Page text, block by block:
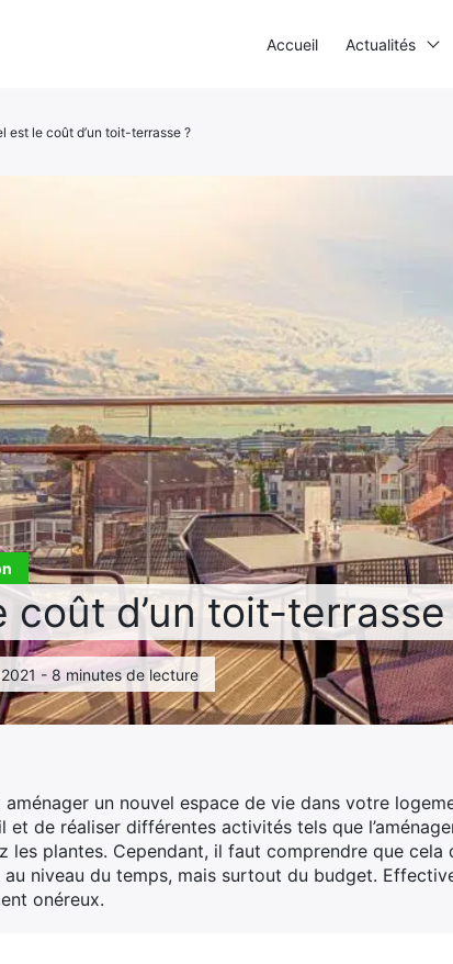
coût d’un toit-terrasse
- 8 minutes de lecture
est le coût d’un toit-terrasse ?
un nouvel espace de vie dans votre
de réaliser différentes activités tels que
les plantes. Cependant, il faut comprendre que cela
au niveau du temps, mais surtout du budget.
onéreux.
Accueil Actualités